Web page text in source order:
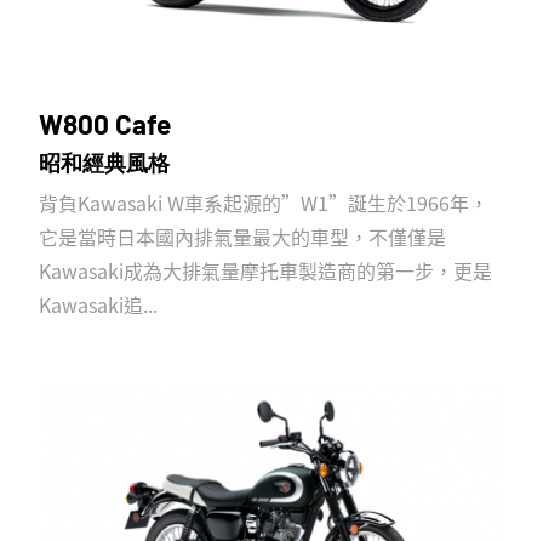
W800 Cafe
昭和經典風格
背負Kawasaki W車系起源的”W1”誕生於1966年，
它是當時日本國內排氣量最大的車型，不僅僅是
Kawasaki成為大排氣量摩托車製造商的第一步，更是
Kawasaki追...